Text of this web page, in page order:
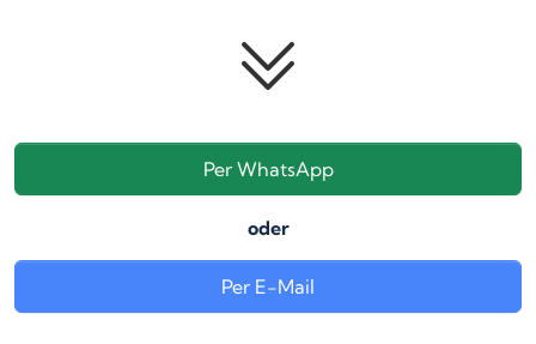
Per WhatsApp
oder
Per E-Mail